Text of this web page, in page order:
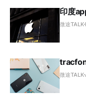
印度
微途TALK
微途TALK